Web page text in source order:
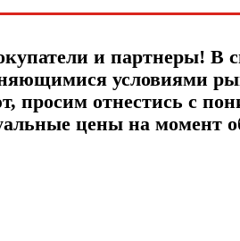
и партнеры! В
условиями
просим отнестись с
цены на момент